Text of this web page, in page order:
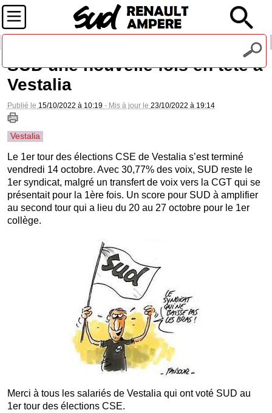
SUD une nouvelle fois en tête à
Vestalia
Publié le 15/10/2022 à 10:19- Mis à jour le 23/10/2022 à 19:14
Vestalia
Le 1er tour des élections CSE de Vestalia s’est terminé
vendredi 14 octobre. Avec 30,77% des voix, SUD reste le
1er syndicat, malgré un transfert de voix vers la CGT qui se
présentait pour la 1ère fois. Un score pour SUD à amplifier
au second tour qui a lieu du 20 au 27 octobre pour le 1er
collège.
Merci à tous les salariés de Vestalia qui ont voté SUD au
1er tour des élections CSE.